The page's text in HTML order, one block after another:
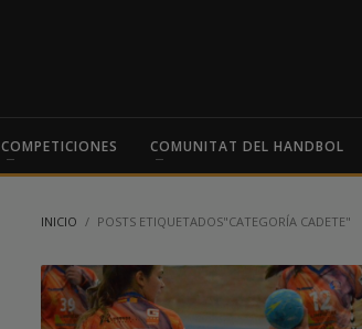
COMPETICIONES COMUNITAT DEL HANDBOL
INICIO POSTS ETIQUETADOS"CATEGORÍA CADETE"